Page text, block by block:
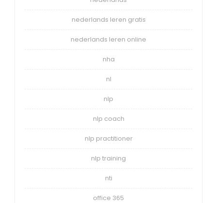
nederlands leren gratis
nederlands leren online
nha
nl
nlp
nlp coach
nlp practitioner
nlp training
nti
office 365